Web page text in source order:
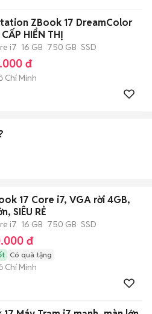
ZBook 17 DreamColor
HIỂN THỊ
i7 16 GB 750 GB SSD
đ
Chí Minh
17 Core i7, VGA rời 4GB,
SIÊU RẺ
i7 16 GB 750 GB SSD
đ
Có quà tặng
Chí Minh